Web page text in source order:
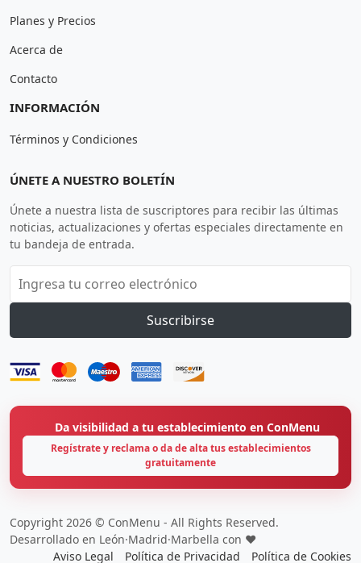
Planes y Precios
Acerca de
Contacto
INFORMACIÓN
Términos y Condiciones
ÚNETE A NUESTRO BOLETÍN
Únete a nuestra lista de suscriptores para recibir las últimas
noticias, actualizaciones y ofertas especiales directamente en
tu bandeja de entrada.
Suscribirse
Da visibilidad a tu establecimiento en ConMenu
Regístrate y reclama o da de alta tus establecimientos
gratuitamente
Copyright 2026 © ConMenu - All Rights Reserved.
Desarrollado en León·Madrid·Marbella con ❤️
Aviso Legal
Política de Privacidad Política de Cookies